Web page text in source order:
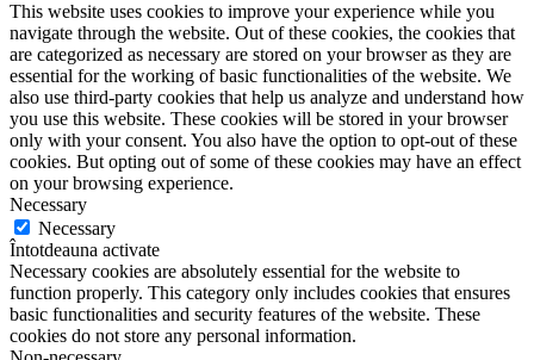
This website uses cookies to improve your experience while you
navigate through the website. Out of these cookies, the cookies that
are categorized as necessary are stored on your browser as they are
essential for the working of basic functionalities of the website. We
also use third-party cookies that help us analyze and understand how
you use this website. These cookies will be stored in your browser
only with your consent. You also have the option to opt-out of these
cookies. But opting out of some of these cookies may have an effect
on your browsing experience.
Necessary
Necessary
Întotdeauna activate
Necessary cookies are absolutely essential for the website to
function properly. This category only includes cookies that ensures
basic functionalities and security features of the website. These
cookies do not store any personal information.